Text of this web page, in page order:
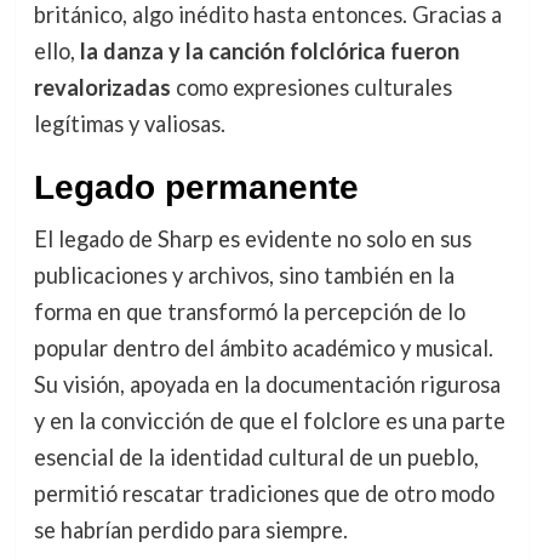
británico, algo inédito hasta entonces. Gracias a
ello, la danza y la canción folclórica fueron
revalorizadas como expresiones culturales
legítimas y valiosas.
Legado permanente
El legado de Sharp es evidente no solo en sus
publicaciones y archivos, sino también en la
forma en que transformó la percepción de lo
popular dentro del ámbito académico y musical.
Su visión, apoyada en la documentación rigurosa
y en la convicción de que el folclore es una parte
esencial de la identidad cultural de un pueblo,
permitió rescatar tradiciones que de otro modo
se habrían perdido para siempre.